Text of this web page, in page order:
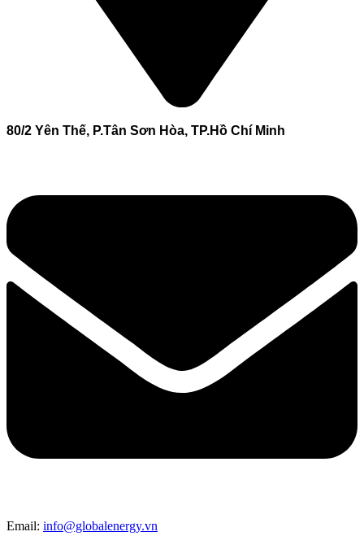
80/2 Yên Thế, P.Tân Sơn Hòa, TP.Hồ Chí Minh
Email: info@globalenergy.vn